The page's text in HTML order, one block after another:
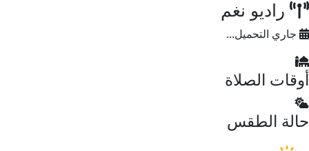
راديو نغم
جاري التحميل...
أوقات الصلاة
حالة الطقس